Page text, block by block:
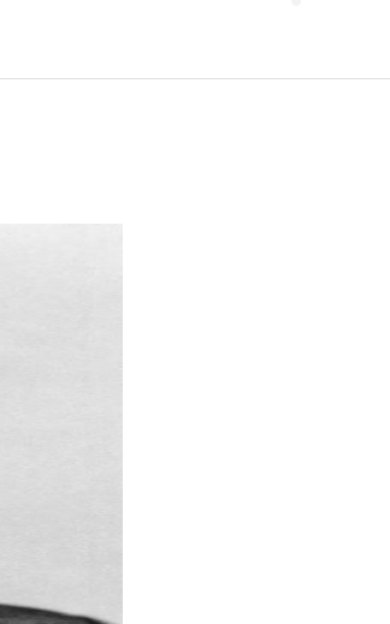
sản, đồng chí bị thực
Trung ương lâm thời của
hoạt động ở Bắc Ninh và
cử vào Ban Chấp hành
vụ Trung ương, cùng